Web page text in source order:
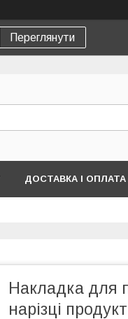
Переглянути
ДОСТАВКА І ОПЛАТА
Накладка для
нарізці